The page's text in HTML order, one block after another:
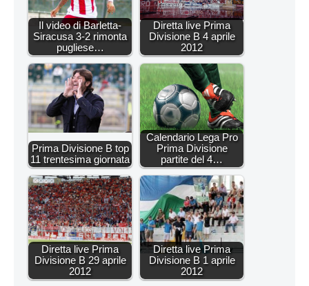
Il video di Barletta-
Siracusa 3-2 rimonta
pugliese…
Diretta live Prima
Divisione B 4 aprile
2012
Prima Divisione B top
11 trentesima giornata
Calendario Lega Pro
Prima Divisione
partite del 4…
Diretta live Prima
Divisione B 29 aprile
2012
Diretta live Prima
Divisione B 1 aprile
2012